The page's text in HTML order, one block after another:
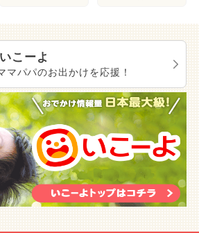
こーよ
マパパのお出かけを応援！